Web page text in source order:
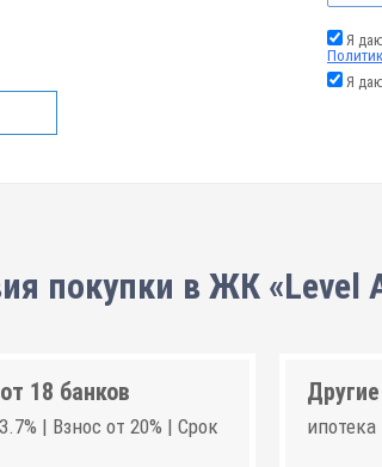
Я
Я
покупки в ЖК «Level
18 банков
| Взнос от 20% | Срок ипотека